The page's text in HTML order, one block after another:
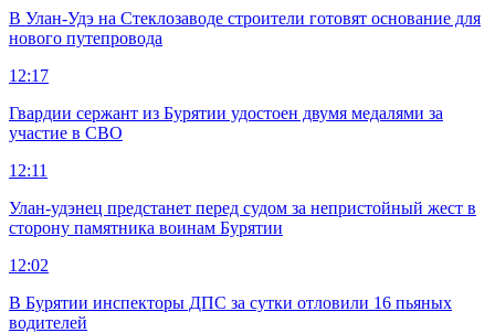
В Улан-Удэ на Стеклозаводе строители готовят основание для
нового путепровода
12:17
Гвардии сержант из Бурятии удостоен двумя медалями за
участие в СВО
12:11
Улан-удэнец предстанет перед судом за непристойный жест в
сторону памятника воинам Бурятии
12:02
В Бурятии инспекторы ДПС за сутки отловили 16 пьяных
водителей